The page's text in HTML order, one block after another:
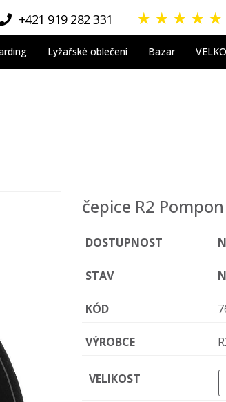
+421 919 282 331 ★ ★ ★ ★ ★
Lyžařské oblečení Bazar
čepice R2
DOSTUPNOST
STAV
KÓD
VÝROBCE
VELIKOST